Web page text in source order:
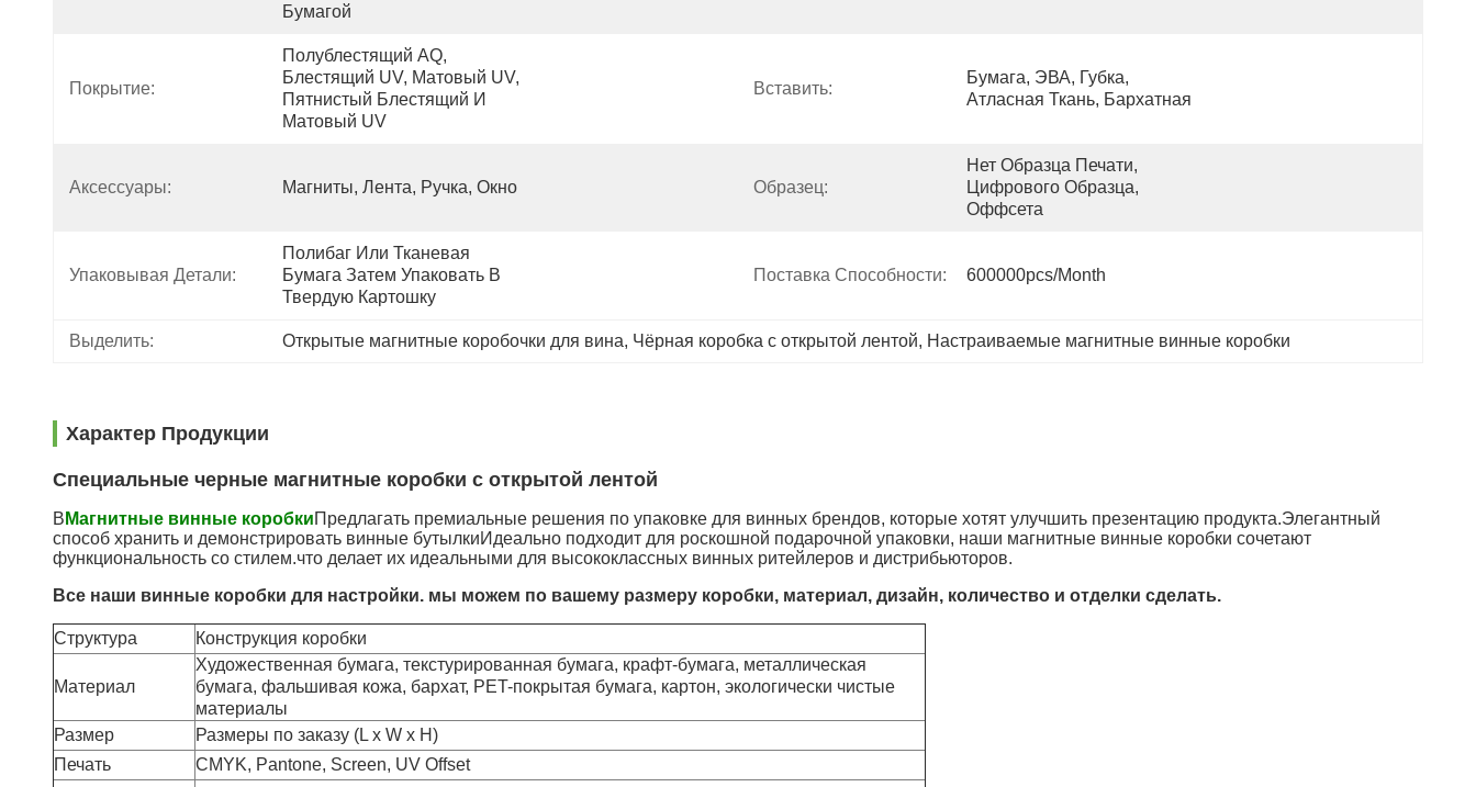
Бумагой
Покрытие:
Полублестящий AQ,
Блестящий UV, Матовый UV,
Пятнистый Блестящий И
Матовый UV
Вставить:
Бумага, ЭВА, Губка,
Атласная Ткань, Бархатная
Аксессуары: Магниты, Лента, Ручка, Окно Образец:
Нет Образца Печати,
Цифрового Образца,
Оффсета
Упаковывая Детали:
Полибаг Или Тканевая
Бумага Затем Упаковать В
Твердую Картошку
Поставка Способности: 600000pcs/month
Выделить: Открытые магнитные коробочки для вина, Чёрная коробка с открытой лентой, Настраиваемые магнитные винные коробки
Характер Продукции
Специальные черные магнитные коробки с открытой лентой
В Магнитные винные коробкиПредлагать премиальные решения по упаковке для винных брендов, которые хотят улучшить презентацию продукта.Элегантный
способ хранить и демонстрировать винные бутылкиИдеально подходит для роскошной подарочной упаковки, наши магнитные винные коробки сочетают
функциональность со стилем.что делает их идеальными для высококлассных винных ритейлеров и дистрибьюторов.
Все наши винные коробки для настройки. мы можем по вашему размеру коробки, материал, дизайн, количество и отделки сделать.
Структура Конструкция коробки
Материал
Художественная бумага, текстурированная бумага, крафт-бумага, металлическая
бумага, фальшивая кожа, бархат, PET-покрытая бумага, картон, экологически чистые
материалы
Размер
Размеры по заказу (L x W x H)
Печать
CMYK, Pantone, Screen, UV Offset